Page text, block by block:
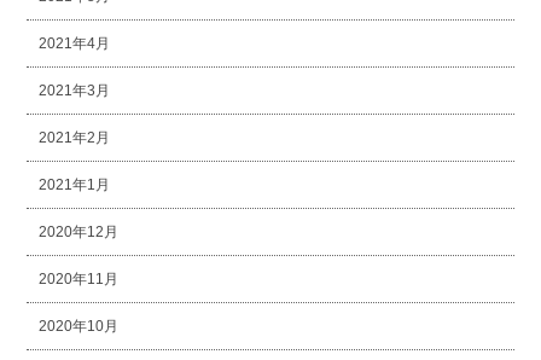
2021年4月
2021年3月
2021年2月
2021年1月
2020年12月
2020年11月
2020年10月